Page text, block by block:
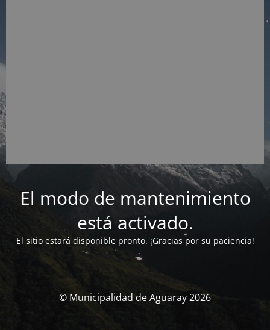
El modo de mantenimiento
está activado.
El sitio estará disponible pronto. ¡Gracias por su paciencia!
© Municipalidad de Aguaray 2026